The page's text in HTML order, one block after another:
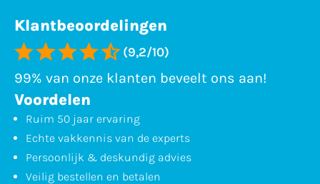
Klantbeoordelingen
(9,2/10)
99% van onze klanten beveelt ons aan!
Voordelen
Ruim 50 jaar ervaring
Echte vakkennis van de experts
Persoonlijk & deskundig advies
Veilig bestellen en betalen